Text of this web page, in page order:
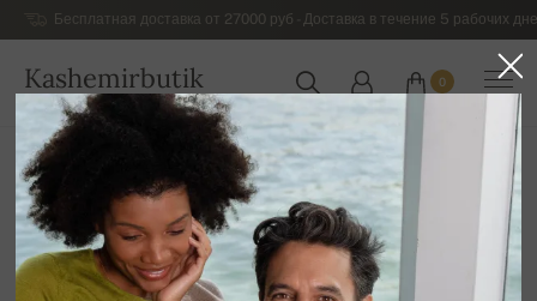
Бесплатная доставка от 27000 руб - Доставка в течение 5 рабочих
Kashemirbutik
РОССИЯ
0
Главная ДЛЯ НЕЁ